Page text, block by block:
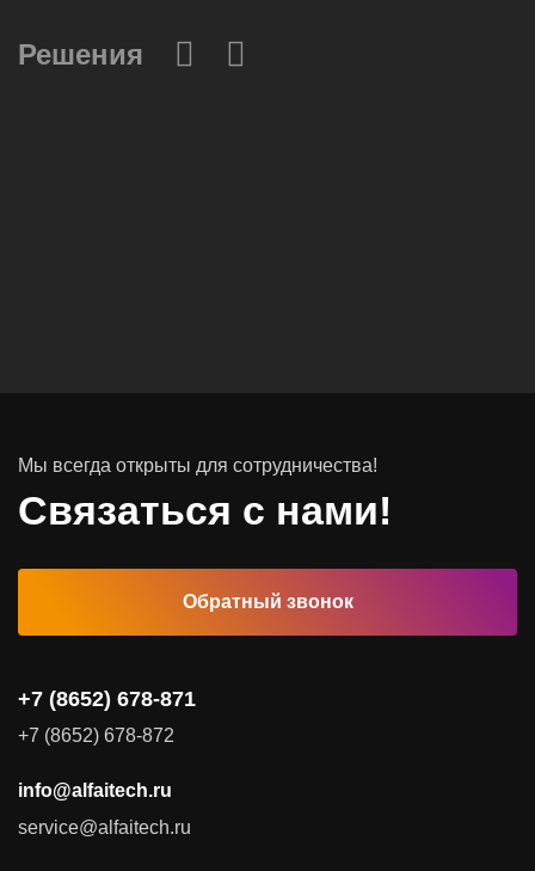
Решения
Автоматизированные рабочие места
Видеоконференцсвязь
Поставка продуктов для резервного копирования данных
Соответствие требованиям и стандартам
Антивирусная защита
Мы всегда открыты для сотрудничества!
Связаться с нами!
Обратный звонок
+7 (8652) 678-871
+7 (8652) 678-872
info@alfaitech.ru
service@alfaitech.ru